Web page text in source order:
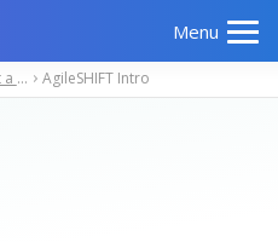
Menu
Odborné
Počítačové
Management a leadership AgileSHIFT Intro